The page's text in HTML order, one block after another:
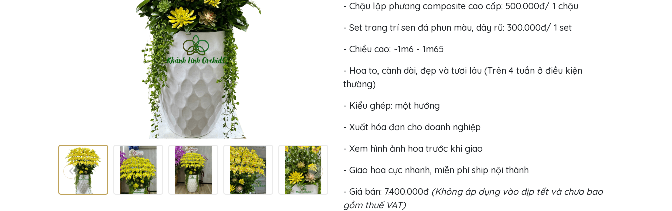
- Chậu lập phương composite cao cấp: 500.000đ/ 1 chậu
- Set trang trí sen đá phun màu, dây rũ: 300.000đ/ 1 set
- Chiều cao: ~1m6 - 1m65
- Hoa to, cành dài, đẹp và tươi lâu (Trên 4 tuần ở điều kiện
thường)
- Kiểu ghép: một hướng
- Xuất hóa đơn cho doanh nghiệp
- Xem hình ảnh hoa trước khi giao
- Giao hoa cực nhanh, miễn phí ship nội thành
- Giá bán: 7.400.000đ (Không áp dụng vào dịp tết và chưa bao
gồm thuế VAT)